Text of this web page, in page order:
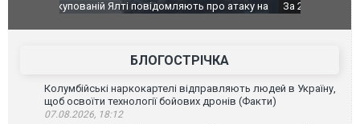
За 2000 кілометрів від кордону з Україною: в
склад Wildberries. ФОТО. ВІДЕО
В
БЛОГОСТРІЧКА
Колумбійські наркокартелі відправляють людей в Україну,
щоб освоїти технології бойових дронів (Факти)
07.08.2026, 18:12